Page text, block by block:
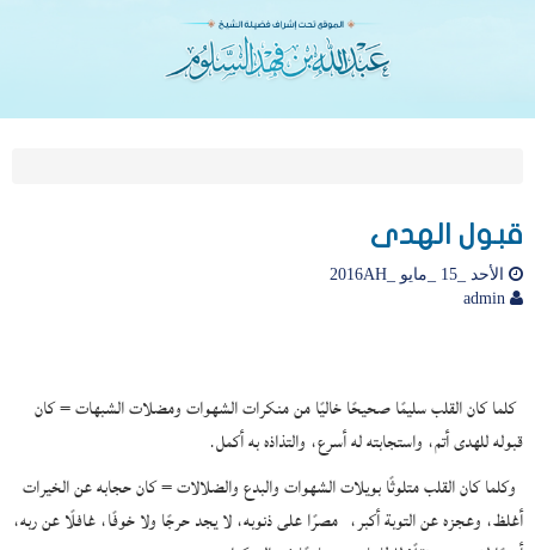
قبول الهدى
الأحد _15 _مايو _2016AH
كلما كان القلب سليمًا صحيحًا خاليًا من منكرات الشهوات ومضلات الشبهات = كان
قبوله للهدى أتم، واستجابته له أسرع، والتذاذه به أكمل.
وكلما كان القلب متلوثًا بويلات الشهوات والبدع والضلالات = كان حجابه عن الخيرات
أغلظ، وعجزه عن التوبة أكبر، مصرًا على ذنوبه، لا يجد حرجًا ولا خوفًا، غافلًا عن ربه،